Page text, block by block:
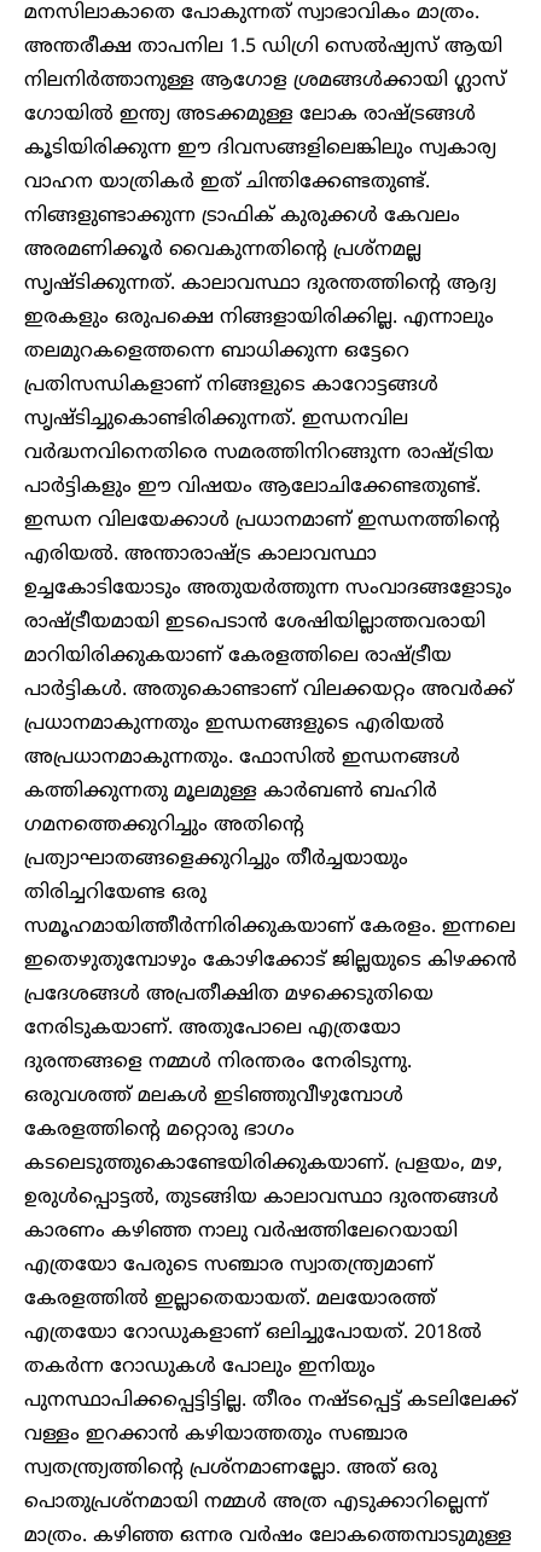
മനസിലാകാതെ പോകുന്നത് സ്വാഭാവികം മാത്രം.
അന്തരീക്ഷ താപനില 1.5 ഡി​ഗ്രി സെൽഷ്യസ് ആയി
നിലനിർത്താനുള്ള ആ​ഗോള ശ്രമങ്ങൾക്കായി ​ഗ്ലാസ്​
ഗോയിൽ ഇന്ത്യ അടക്കമുള്ള ലോക രാഷ്ട്രങ്ങൾ
കൂടിയിരിക്കുന്ന ഈ ദിവസങ്ങളിലെങ്കിലും സ്വകാര്യ
വാഹന യാത്രികർ ഇത് ചിന്തിക്കേണ്ടതുണ്ട്.
നിങ്ങളുണ്ടാക്കുന്ന ട്രാഫിക് കുരുക്കൾ കേവലം
അരമണിക്കൂർ വൈകുന്നതിന്റെ പ്രശ്നമല്ല
സൃഷ്ടിക്കുന്നത്. കാലാവസ്ഥാ ദുരന്തത്തിന്റെ ആദ്യ
ഇരകളും ഒരുപക്ഷെ നിങ്ങളായിരിക്കില്ല. എന്നാലും
തലമുറകളെത്തന്നെ ബാധിക്കുന്ന ഒട്ടേറെ
പ്രതിസന്ധികളാണ് നിങ്ങളുടെ കാറോട്ടങ്ങൾ
സൃഷ്ടിച്ചുകൊണ്ടിരിക്കുന്നത്. ഇന്ധനവില
വർദ്ധനവിനെതിരെ സമരത്തിനിറങ്ങുന്ന രാഷ്ട്രിയ
പാർട്ടികളും ഈ വിഷയം ആലോചിക്കേണ്ടതുണ്ട്.
ഇന്ധന വിലയേക്കാൾ പ്രധാനമാണ് ഇന്ധനത്തിന്റെ
എരിയൽ. അന്താരാഷ്ട്ര കാലാവസ്ഥാ
ഉച്ചകോടിയോടും അതുയർത്തുന്ന സംവാദങ്ങളോടും
രാഷ്ട്രീയമായി ഇടപെടാൻ ശേഷിയില്ലാത്തവരായി
മാറിയിരിക്കുകയാണ് കേരളത്തിലെ രാഷ്ട്രീയ
പാർട്ടികൾ. അതുകൊണ്ടാണ് വിലക്കയറ്റം അവർക്ക്
പ്രധാനമാകുന്നതും ഇന്ധനങ്ങളുടെ എരിയൽ
അപ്രധാനമാകുന്നതും. ഫോസിൽ ഇന്ധനങ്ങൾ
കത്തിക്കുന്നതു മൂലമുള്ള കാർബൺ ബഹിർ​
ഗമനത്തെക്കുറിച്ചും അതിന്റെ
പ്രത്യാഘാതങ്ങളെക്കുറിച്ചും തീർച്ചയായും
തിരിച്ചറിയേണ്ട ഒരു
സമൂഹമായിത്തീർന്നിരിക്കുകയാണ് കേരളം. ഇന്നലെ
ഇതെഴുതുമ്പോഴും കോഴിക്കോട് ജില്ലയുടെ കിഴക്കൻ
പ്രദേശങ്ങൾ അപ്രതീക്ഷിത മഴക്കെടുതിയെ
നേരിടുകയാണ്. അതുപോലെ എത്രയോ
ദുരന്തങ്ങളെ നമ്മൾ നിരന്തരം നേരിടുന്നു.
ഒരുവശത്ത് മലകൾ ഇടിഞ്ഞുവീഴുമ്പോൾ
കേരളത്തിന്റെ മറ്റൊരു ഭാ​ഗം
കടലെടുത്തുകൊണ്ടേയിരിക്കുകയാണ്. പ്രളയം, മഴ,
ഉരുൾപ്പൊട്ടൽ, തുടങ്ങിയ കാലാവസ്ഥാ ദുരന്തങ്ങൾ
കാരണം കഴിഞ്ഞ നാലു വർഷത്തിലേറെയായി
എത്രയോ പേരുടെ സഞ്ചാര സ്വാതന്ത്ര്യമാണ്
കേരളത്തിൽ ഇല്ലാതെയായത്. മലയോരത്ത്
എത്രയോ റോഡുകളാണ് ഒലിച്ചുപോയത്. 2018ൽ
തകർന്ന റോഡുകൾ പോലും ഇനിയും
പുനസ്ഥാപിക്കപ്പെട്ടിട്ടില്ല. തീരം നഷ്ടപ്പെട്ട് കടലിലേക്ക്
വള്ളം ഇറക്കാൻ കഴിയാത്തതും സഞ്ചാര
സ്വതന്ത്ര്യത്തിന്റെ പ്രശ്നമാണല്ലോ. അത് ഒരു
പൊതുപ്രശ്നമായി നമ്മൾ അത്ര എടുക്കാറില്ലെന്ന്
മാത്രം. കഴിഞ്ഞ ഒന്നര വർഷം ലോകത്തെമ്പാടുമുള്ള